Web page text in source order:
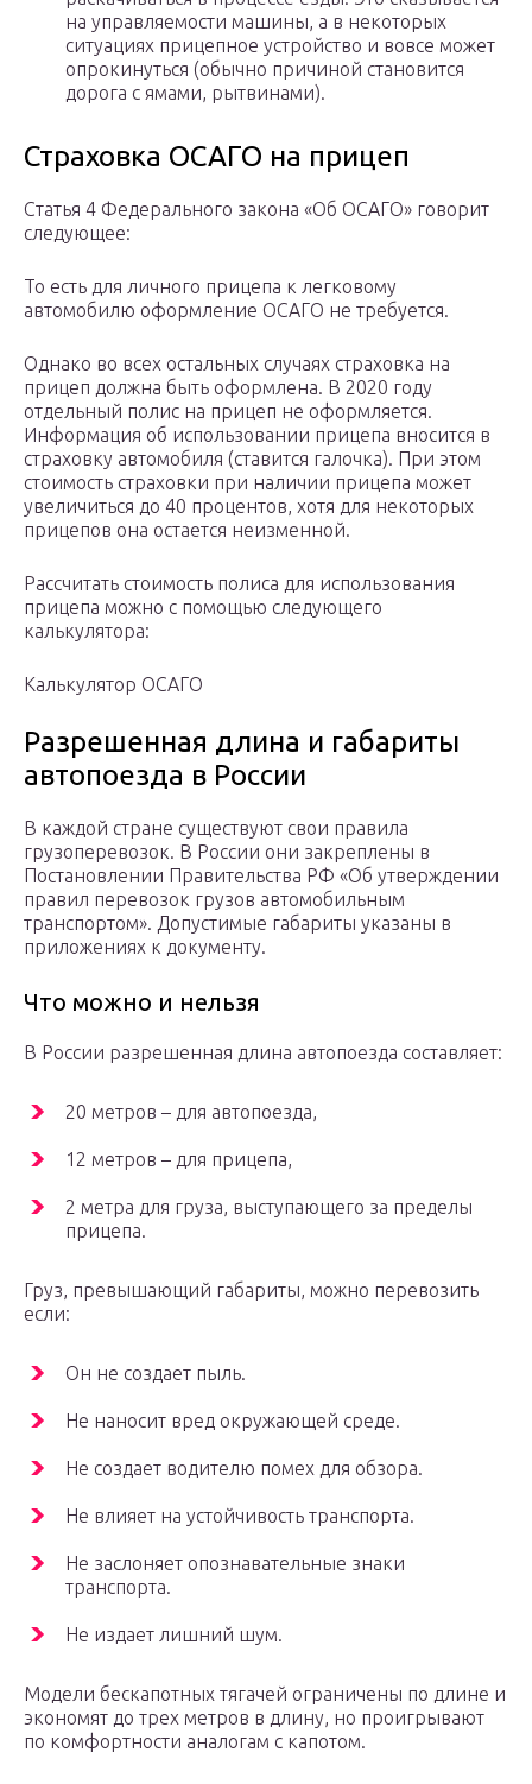
на управляемости машины, а в некоторых
ситуациях прицепное устройство и вовсе может
опрокинуться (обычно причиной становится
дорога с ямами, рытвинами).
Страховка ОСАГО на прицеп
Статья 4 Федерального закона «Об ОСАГО» говорит
следующее:
То есть для личного прицепа к легковому
автомобилю оформление ОСАГО не требуется.
Однако во всех остальных случаях страховка на
прицеп должна быть оформлена. В 2020 году
отдельный полис на прицеп не оформляется.
Информация об использовании прицепа вносится в
страховку автомобиля (ставится галочка). При этом
стоимость страховки при наличии прицепа может
увеличиться до 40 процентов, хотя для некоторых
прицепов она остается неизменной.
Рассчитать стоимость полиса для использования
прицепа можно с помощью следующего
калькулятора:
Калькулятор ОСАГО
Разрешенная длина и габариты
автопоезда в России
В каждой стране существуют свои правила
грузоперевозок. В России они закреплены в
Постановлении Правительства РФ «Об утверждении
правил перевозок грузов автомобильным
транспортом». Допустимые габариты указаны в
приложениях к документу.
Что можно и нельзя
В России разрешенная длина автопоезда составляет:
20 метров – для автопоезда,
12 метров – для прицепа,
2 метра для груза, выступающего за пределы
прицепа.
Груз, превышающий габариты, можно перевозить
если:
Он не создает пыль.
Не наносит вред окружающей среде.
Не создает водителю помех для обзора.
Не влияет на устойчивость транспорта.
Не заслоняет опознавательные знаки
транспорта.
Не издает лишний шум.
Модели бескапотных тягачей ограничены по длине и
экономят до трех метров в длину, но проигрывают
по комфортности аналогам с капотом.